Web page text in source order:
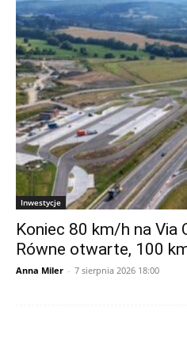
Inwestycje
Koniec 80 km/h na Via
Równe otwarte, 100
Anna Miler - 7 sierpnia 2026 18:00